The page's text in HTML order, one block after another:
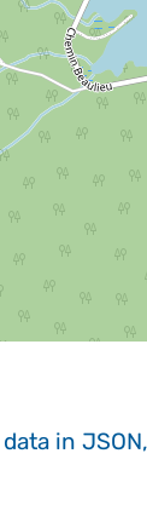
in